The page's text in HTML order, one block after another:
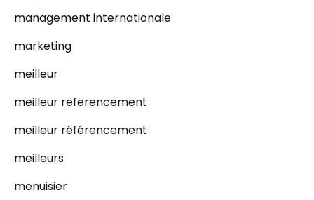
management internationale
marketing
meilleur
meilleur referencement
meilleur référencement
meilleurs
menuisier